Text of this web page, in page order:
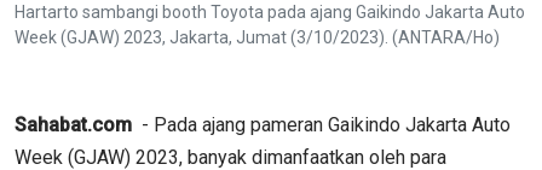
Hartarto sambangi booth Toyota pada ajang Gaikindo Jakarta Auto
Week (GJAW) 2023, Jakarta, Jumat (3/10/2023). (ANTARA/Ho)
Sahabat.com - Pada ajang pameran Gaikindo Jakarta Auto
Week (GJAW) 2023, banyak dimanfaatkan oleh para